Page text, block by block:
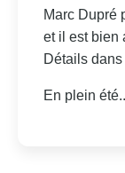
Marc Dupré
et il est
Détails
En plein